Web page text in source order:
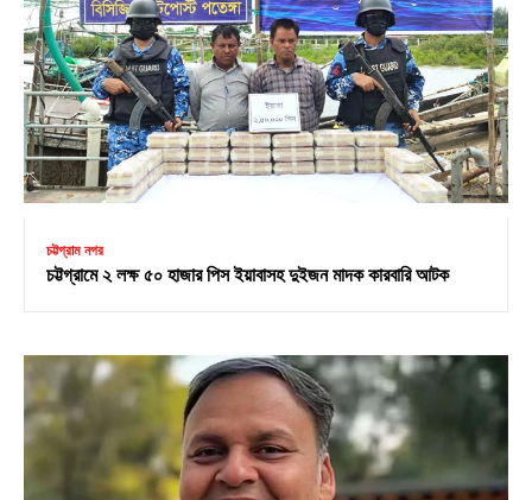
চট্টগ্রাম নগর
চট্টগ্রামে ২ লক্ষ ৫০ হাজার পিস ইয়াবাসহ দুইজন মাদক কারবারি আটক